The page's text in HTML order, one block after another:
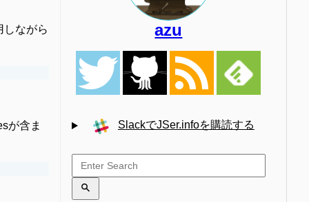
しながら
が含ま
azu
SlackでJSer.infoを購読する